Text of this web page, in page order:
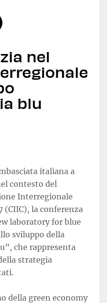
nel
blu
italiana a
contesto del
Interregionale
(CIIC), la conferenza
laboratory for blue
sviluppo della
che rappresenta
strategia
della green economy